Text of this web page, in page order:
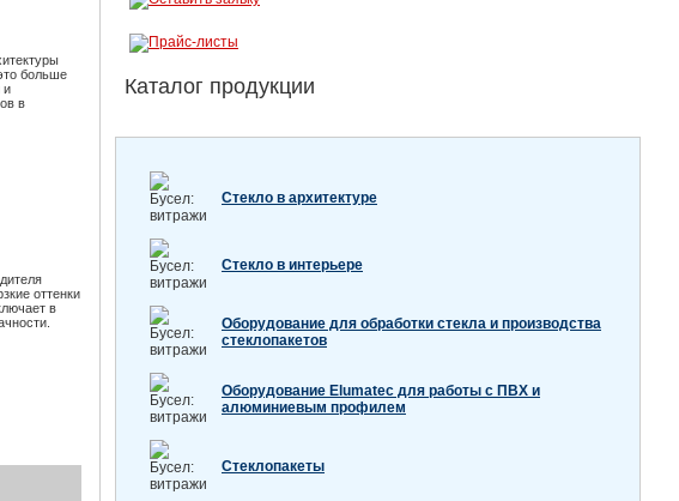
больше
и
в
оттенки
в
Каталог продукции
Стекло в архитектуре
Стекло в интерьере
Оборудование для обработки стекла и производства
стеклопакетов
Оборудование Elumatec для работы с ПВХ и
алюминиевым профилем
Стеклопакеты